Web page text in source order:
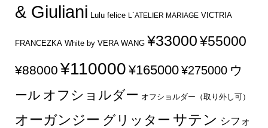
& Giuliani
Lulu felice L`ATELIER MARIAGE VICTRIA
FRANCEZKA White by VERA WANG ¥33000¥55000
¥88000 ¥110000 ¥165000¥275000 ウ
ール オフショルダー オフショルダー（取り外し可）
オーガンジー グリッター サテン シフォ